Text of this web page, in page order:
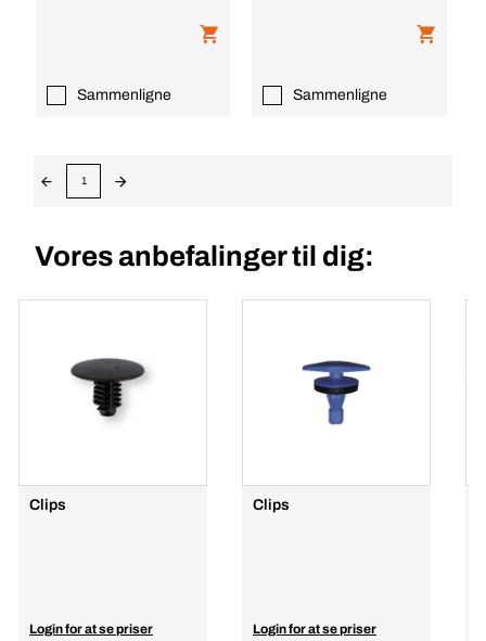
Sammenligne Sammenligne
1
Vores anbefalinger til dig:
Clips
Login for at se priser
Clips
Login for at se priser